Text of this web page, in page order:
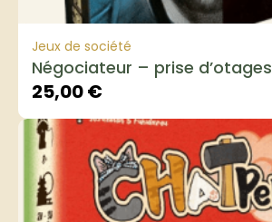
Jeux de société
Négociateur – prise d’otages
25,00€